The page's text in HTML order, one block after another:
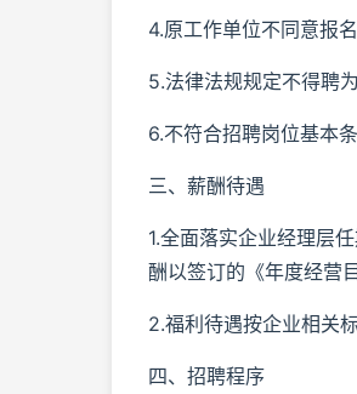
4.原工作单位不同意报名
5.法律法规规定不得聘
6.不符合招聘岗位基本条
三、薪酬待遇
1.全面落实企业经理层
酬以签订的《年度经营
2.福利待遇按企业相关
四、招聘程序